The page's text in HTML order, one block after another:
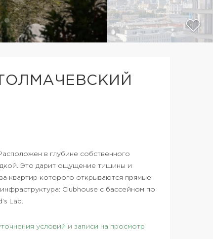
в глубине собственного
Это дарит ощущение тишины и
квартир которого открываются прямые
Clubhouse с бассейном по
Lab.
условий и записи на просмотр